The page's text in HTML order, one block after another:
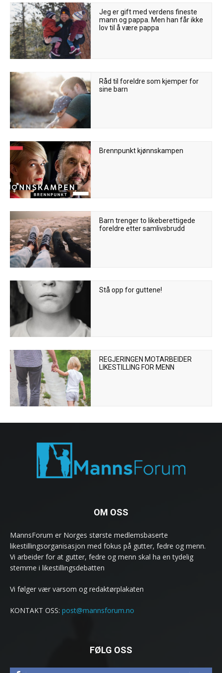
Jeg er gift med verdens fineste
mann og pappa. Men han får ikke
lov til å være pappa
Råd til foreldre som kjemper for
sine barn
Brennpunkt kjønnskampen
Barn trenger to likeberettigede
foreldre etter samlivsbrudd
Stå opp for guttene!
REGJERINGEN MOTARBEIDER
LIKESTILLING FOR MENN
OM OSS
MannsForum er Norges største medlemsbaserte
likestillingsorganisasjon med fokus på gutter, fedre og menn.
Vi arbeider for at gutter, fedre og menn skal ha en tydelig
stemme i likestillingsdebatten
Vi følger vær varsom og redaktørplakaten
KONTAKT OSS: post@mannsforum.no
FØLG OSS